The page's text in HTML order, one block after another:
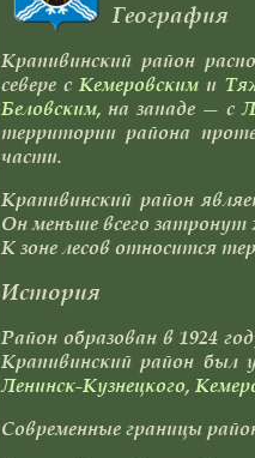
География
Крапивинский район
севере сКемеровским и
Беловским, на западе — с
территории района
части.
Крапивинский район
Он меньше всего затронут
К зоне лесов относится
История
Район образован в 1924
Крапивинский район был
Ленинск-Кузнецкого,
Современные границы